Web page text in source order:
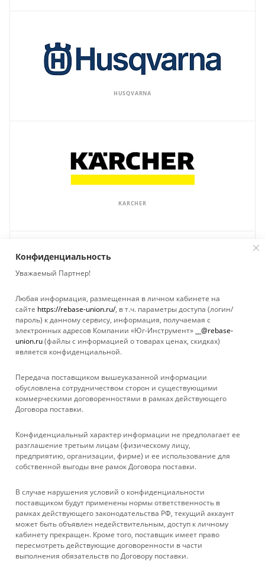
HUSQVARNA
KARCHER
FISKARS
1 2 3 4
КАТАЛОГ
УСЛУГИ
БРЕНДЫ
КОМПАНИЯ
ИНФОРМАЦИЯ
ПОМОЩЬ
Конфиденциальность
Уважаемый Партнер!
Любая информация, размещенная в личном кабинете на
сайте https://rebase-union.ru/, в т.ч. параметры доступа (логин/
пароль) к данному сервису, информация, получаемая с
электронных адресов Компании «Юг-Инструмент»
__@rebase-
union.ru(файлы с информацией о товарах ценах, скидках)
является конфиденциальной.
Передача поставщиком вышеуказанной информации
обусловлена сотрудничеством сторон и существующими
коммерческими договоренностями в рамках действующего
Договора поставки.
Конфиденциальный характер информации не предполагает ее
разглашение третьим лицам (физическому лицу,
предприятию, организации, фирме) и ее использование для
собственной выгоды вне рамок Договора поставки.
В случае нарушения условий о конфиденциальности
поставщиком будут применены нормы ответственность в
рамках действующего законодательства РФ, текущий аккаунт
может быть объявлен недействительным, доступ к личному
кабинету прекращен. Кроме того, поставщик имеет право
пересмотреть действующие договоренности в части
выполнения обязательств по Договору поставки.